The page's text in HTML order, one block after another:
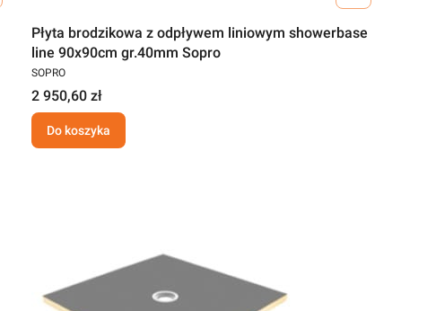
Płyta brodzikowa z odpływem liniowym showerbase
line 90x90cm gr.40mm Sopro
SOPRO
2 950,60 zł
Do koszyka